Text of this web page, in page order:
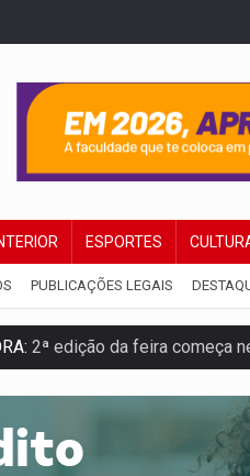
ESPORTES
PUBLICAÇÕES LEGAIS
2ª edição da feira começa
de carro avança cruzamento e
Emanuel Neri transforma